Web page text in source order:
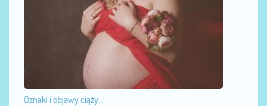
Oznaki i objawy ciąży...